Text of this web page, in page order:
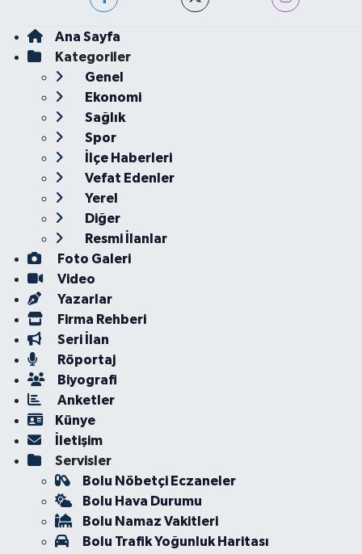
Ana Sayfa
Kategoriler
Genel
Ekonomi
Sağlık
Spor
İlçe Haberleri
Vefat Edenler
Yerel
Diğer
Resmi İlanlar
Foto Galeri
Video
Yazarlar
Firma Rehberi
Seri İlan
Röportaj
Biyografi
Anketler
Künye
İletişim
Servisler
Bolu Nöbetçi Eczaneler
Bolu Hava Durumu
Bolu Namaz Vakitleri
Bolu Trafik Yoğunluk Haritası